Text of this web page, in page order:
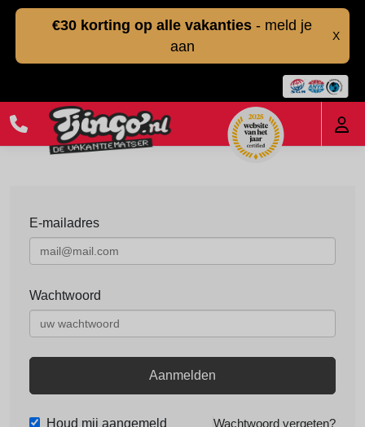
€30 korting op alle vakanties - meld je
aan
X
E-mailadres
Wachtwoord
Aanmelden
Houd mij aangemeld Wachtwoord vergeten?